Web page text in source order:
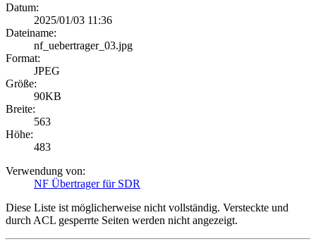
Datum:
2025/01/03 11:36
Dateiname:
nf_uebertrager_03.jpg
Format:
JPEG
Größe:
90KB
Breite:
563
Höhe:
483
Verwendung von:
NF Übertrager für SDR
Diese Liste ist möglicherweise nicht vollständig. Versteckte und
durch ACL gesperrte Seiten werden nicht angezeigt.